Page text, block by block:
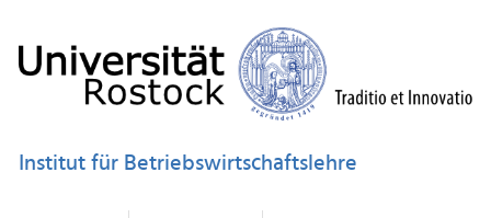
Institut für Betriebswirtschaftslehre